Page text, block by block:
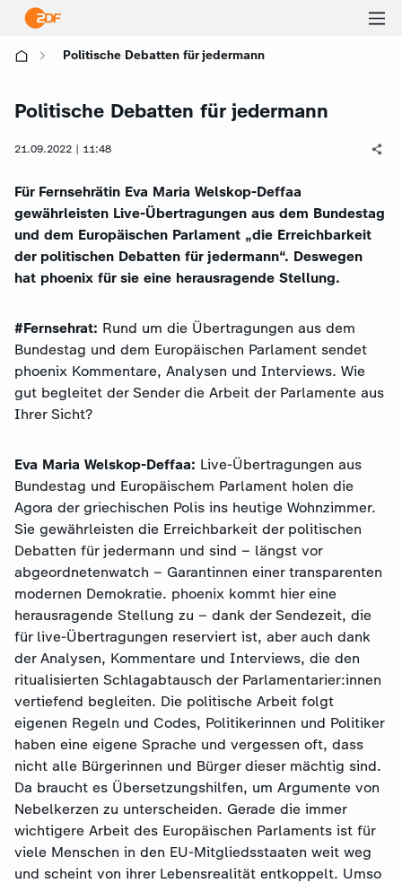
Politische Debatten für jedermann
Politische Debatten für jedermann
21.09.2022 | 11:48
Für Fernsehrätin Eva Maria Welskop-Deffaa
gewährleisten Live-Übertragungen aus dem Bundestag
und dem Europäischen Parlament „die Erreichbarkeit
der politischen Debatten für jedermann“. Deswegen
hat phoenix für sie eine herausragende Stellung.
#Fernsehrat: Rund um die Übertragungen aus dem
Bundestag und dem Europäischen Parlament sendet
phoenix Kommentare, Analysen und Interviews. Wie
gut begleitet der Sender die Arbeit der Parlamente aus
Ihrer Sicht?
Eva Maria Welskop-Deffaa: Live-Übertragungen aus
Bundestag und Europäischem Parlament holen die
Agora der griechischen Polis ins heutige Wohnzimmer.
Sie gewährleisten die Erreichbarkeit der politischen
Debatten für jedermann und sind – längst vor
abgeordnetenwatch – Garantinnen einer transparenten
modernen Demokratie. phoenix kommt hier eine
herausragende Stellung zu – dank der Sendezeit, die
für live-Übertragungen reserviert ist, aber auch dank
der Analysen, Kommentare und Interviews, die den
ritualisierten Schlagabtausch der Parlamentarier:innen
vertiefend begleiten. Die politische Arbeit folgt
eigenen Regeln und Codes, Politikerinnen und Politiker
haben eine eigene Sprache und vergessen oft, dass
nicht alle Bürgerinnen und Bürger dieser mächtig sind.
Da braucht es Übersetzungshilfen, um Argumente von
Nebelkerzen zu unterscheiden. Gerade die immer
wichtigere Arbeit des Europäischen Parlaments ist für
viele Menschen in den EU-Mitgliedsstaaten weit weg
und scheint von ihrer Lebensrealität entkoppelt. Umso